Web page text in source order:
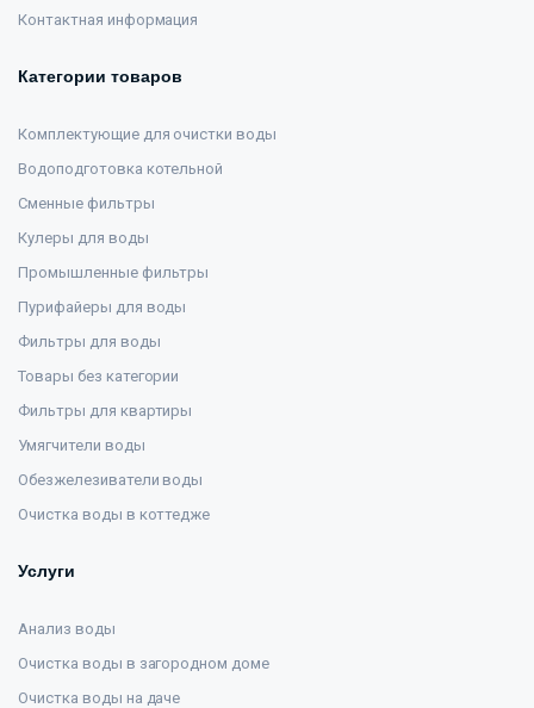
Контактная информация
Категории товаров
Комплектующие для очистки воды
Водоподготовка котельной
Сменные фильтры
Кулеры для воды
Промышленные фильтры
Пурифайеры для воды
Фильтры для воды
Товары без категории
Фильтры для квартиры
Умягчители воды
Обезжелезиватели воды
Очистка воды в коттедже
Услуги
Анализ воды
Очистка воды в загородном доме
Очистка воды на даче